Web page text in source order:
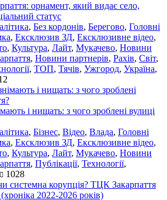
орнамент, який видає село,
статус
, Без кордонів, Берегово, Головні
, Ексклюзив ЗД, Ексклюзивне відео,
, Культура, Лайт, Мукачево, Новини
, Новини партнерів, Рахів, Світ,
, ТОП, Тячів, Ужгород, Україна,
і нищать: з чого зроблені вулиці
, Бізнес, Відео, Влада, Головні
, Ексклюзив ЗД, Ексклюзивне відео,
, Культура, Лайт, Мукачево, Новини
, Публікації, Технології,
1028